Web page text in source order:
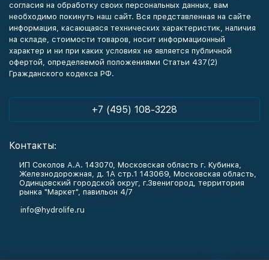
согласия на обработку своих персональных данных, вам
необходимо покинуть наш сайт. Вся представленная на сайте
информация, касающаяся технических характеристик, наличия
на складе, стоимости товаров, носит информационный
характер и ни при каких условиях не является публичной
офертой, определяемой положениями Статьи 437(2)
Гражданского кодекса РФ.
+7 (495) 108-3228
Контакты:
ИП Соколов А.А. 143070, Московская область г. Кубинка,
Железнодорожная, д. 1А стр.1 143069, Московская область,
Одинцовский городской округ, г.Звенигород, территория
рынка "Маркет", павильон 4/7
info@hydrolife.ru